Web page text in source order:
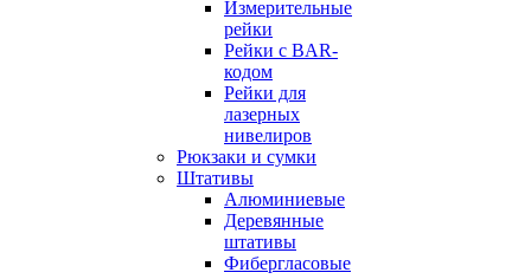
Измерительные
рейки
Рейки с BAR-
кодом
Рейки для
лазерных
нивелиров
Рюкзаки и сумки
Штативы
Алюминиевые
Деревянные
штативы
Фибергласовые